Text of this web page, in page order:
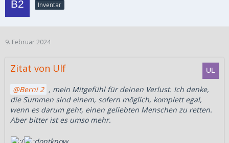
Inventar
9. Februar 2024
Zitat von Ulf
Berni 2 , mein Mitgefühl für deinen Verlust. Ich denke,
die Summen sind einem, sofern möglich, komplett egal,
wenn es darum geht, einen geliebten Menschen zu retten.
Aber bitter ist es umso mehr.